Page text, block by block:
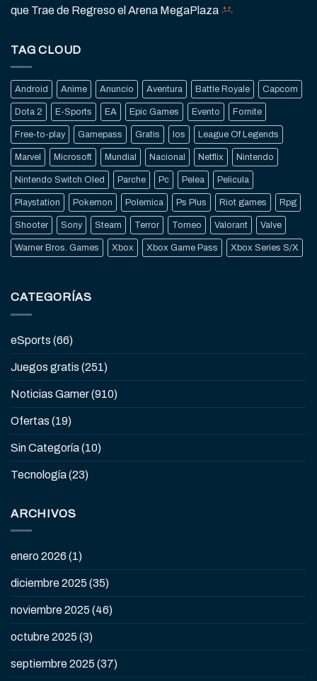
que Trae de Regreso el Arena MegaPlaza
TAG CLOUD
Android Anime Anuncio Aventura Battle Royale Capcom
Dota 2 E-Sports EA Epic Games Evento Fornite
Free-to-play Gamepass Gratis Ios League Of Legends
Marvel Microsoft Mundial Nacional Netflix Nintendo
Nintendo Switch Oled Parche Pc Pelea Pelicula
Playstation Pokemon Polemica Ps Plus Riot games Rpg
Shooter Sony Steam Terror Torneo Valorant Valve
Warner Bros. Games Xbox Xbox Game Pass Xbox Series S/X
CATEGORÍAS
eSports (66)
Juegos gratis (251)
Noticias Gamer(910)
Ofertas (19)
Sin Categoría(10)
Tecnología(23)
ARCHIVOS
enero 2026 (1)
diciembre 2025 (35)
noviembre 2025 (46)
octubre 2025 (3)
septiembre 2025 (37)